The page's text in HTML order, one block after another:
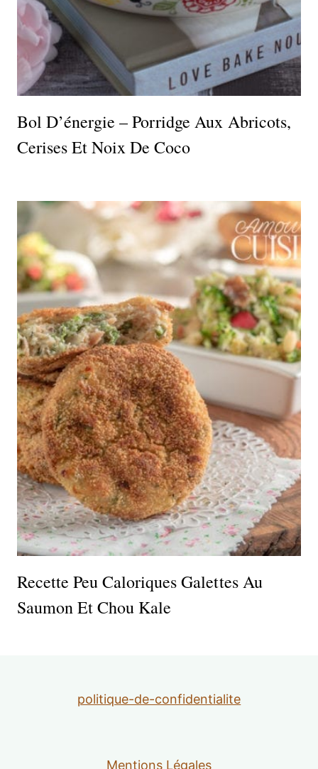
Bol D’énergie – Porridge Aux Abricots,
Cerises Et Noix De Coco
Recette Peu Caloriques Galettes Au
Saumon Et Chou Kale
politique-de-confidentialite
Mentions Légales